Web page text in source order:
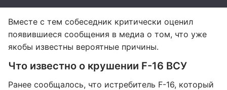
Вместе с тем собеседник критически оценил
появившиеся сообщения в медиа о том, что уже
якобы известны вероятные причины.
Что известно о крушении F-16 ВСУ
Ранее сообщалось, что истребитель F-16, который